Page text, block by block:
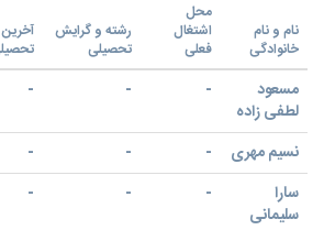
نام و نام
خانوادگی
محل
اشتغال
فعلی
رشته و گرایش
تحصیلی
مسعود
لطفی زاده
-
-
-
نسیم مهری -
-
-
سارا
سلیمانی
-
-
-